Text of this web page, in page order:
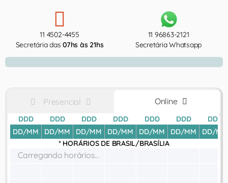
11 4502-4455
Secretária das07hs às 21hs
11 96863-2121
Secretária Whatsapp
Presencial Online
DDD
DD/MM
DDD
DD/MM
DDD
DD/MM
DDD
DD/MM
DDD
DD/MM
DDD
DD/MM
DDD
DD/MM
* HORÁRIOS DE BRASIL/BRASÍLIA
Carregando horários...